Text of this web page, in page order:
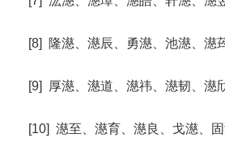
[8] 隆濨、濨辰、勇濨、池濨、濨
[9] 厚濨、濨道、濨祎、濨韧、濨
[10] 濨至、濨育、濨良、戈濨、